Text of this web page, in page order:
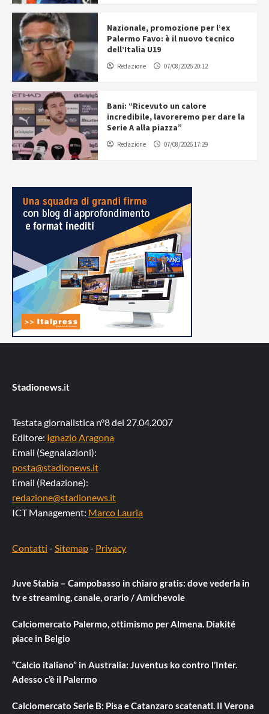
Nazionale, promozione per l’ex
Palermo Favo: è il nuovo tecnico
dell’Italia U19
Redazione 07/08/2026 20:12
Bani: “Ricevuto un calore
incredibile, lavoreremo per dare la
Serie A alla piazza”
Redazione 07/08/2026 17:29
Stadionews.it
Testata giornalistica n°8 del 27.04.2007
Editore: Ignazio Aragona
Email (Segnalazioni):
posta@stadionews.it
Email (Redazione):
redazione@stadionews.it
ICT Management: Marco Lauria
Contatti - Sitemap- Privacy
Juve Stabia – Campobasso in chiaro gratis: dove vederla in
tv e streaming, canale, orario / Amichevole
Calciomercato Palermo, ottimismo per Almena. Diakité
piace in Belgio
“Calcio italiano” in Australia: Juventus ko contro l’Inter.
Adesso c’è il Palermo
Calciomercato Serie B: Pisa e Catanzaro scatenati. Il Verona